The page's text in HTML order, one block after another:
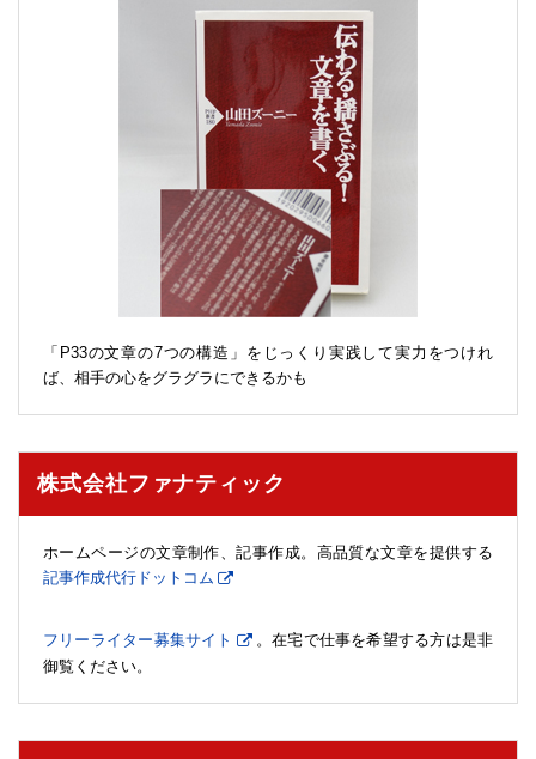
「P33の文章の7つの構造」をじっくり実践して実力をつけれ
ば、相手の心をグラグラにできるかも
株式会社ファナティック
ホームページの文章制作、記事作成。高品質な文章を提供する
記事作成代行ドットコム
フリーライター募集サイト
。在宅で仕事を希望する方は是非
御覧ください。